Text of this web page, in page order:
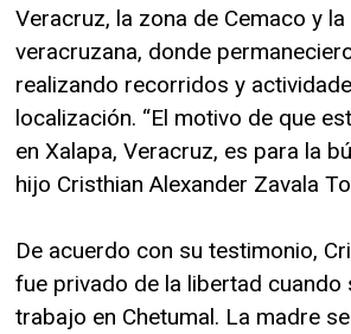
Veracruz, la zona de Cemaco y la
veracruzana, donde
realizando recorridos y
localización. “El motivo de que
en Xalapa, Veracruz, es para la
hijo Cristhian Alexander Zavala
De acuerdo con su testimonio,
fue privado de la libertad cuando
trabajo en Chetumal. La madre